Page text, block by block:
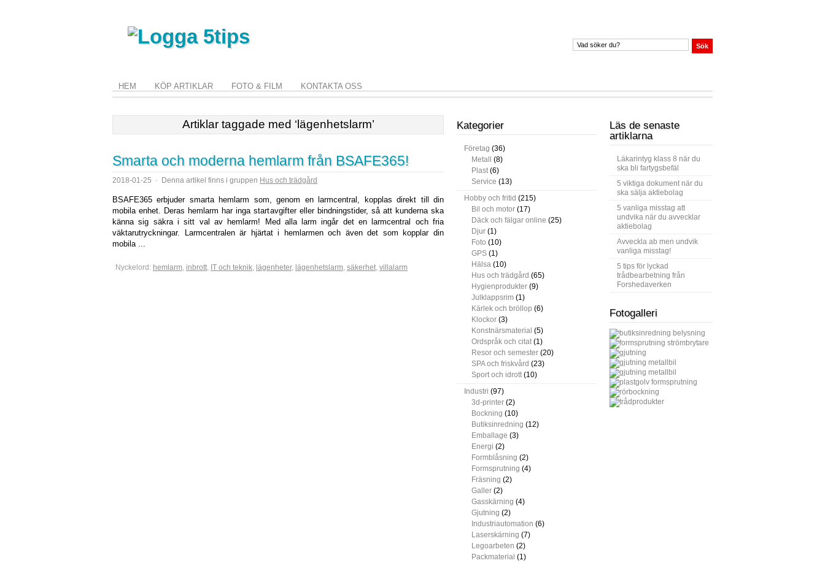
HEM KÖP ARTIKLAR FOTO & FILM KONTAKTA OSS
Artiklar taggade med ‘lägenhetslarm’
Smarta och moderna hemlarm från BSAFE365!
2018-01-25 · Denna artikel finns i gruppen Hus och trädgård
BSAFE365 erbjuder smarta hemlarm som, genom en larmcentral, kopplas direkt till din
mobila enhet. Deras hemlarm har inga startavgifter eller bindningstider, så att kunderna ska
känna sig säkra i sitt val av hemlarm! Med alla larm ingår det en larmcentral och fria
väktarutryckningar. Larmcentralen är hjärtat i hemlarmen och även det som kopplar din
mobila ...
Nyckelord: hemlarm, inbrott, IT och teknik, lägenheter, lägenhetslarm, säkerhet, villalarm
Kategorier
Företag (36)
Metall
(8)
Plast(6)
Service (13)
Hobby och fritid (215)
Bil och motor (17)
Däck och fälgar online (25)
Djur (1)
Foto (10)
GPS (1)
Hälsa (10)
Hus och trädgård (65)
Hygienprodukter (9)
Julklappsrim (1)
Kärlek och bröllop (6)
Klockor (3)
Konstnärsmaterial (5)
Ordspråk och citat(1)
Resor och semester (20)
SPA och friskvård (23)
Sport och idrott(10)
Industri (97)
3d-printer (2)
Bockning (10)
Butiksinredning (12)
Emballage (3)
Energi (2)
Formblåsning (2)
Formsprutning (4)
Fräsning (2)
Galler (2)
Gasskärning (4)
Gjutning (2)
Industriautomation (6)
Laserskärning (7)
Legoarbeten (2)
Packmaterial (1)
Läs de senaste
artiklarna
Läkarintyg klass 8 när du
ska bli fartygsbefäl
5 viktiga dokument när du
ska sälja aktiebolag
5 vanliga misstag att
undvika när du avvecklar
aktiebolag
Avveckla ab men undvik
vanliga misstag!
5 tips för lyckad
trådbearbetning från
Forshedaverken
Fotogalleri